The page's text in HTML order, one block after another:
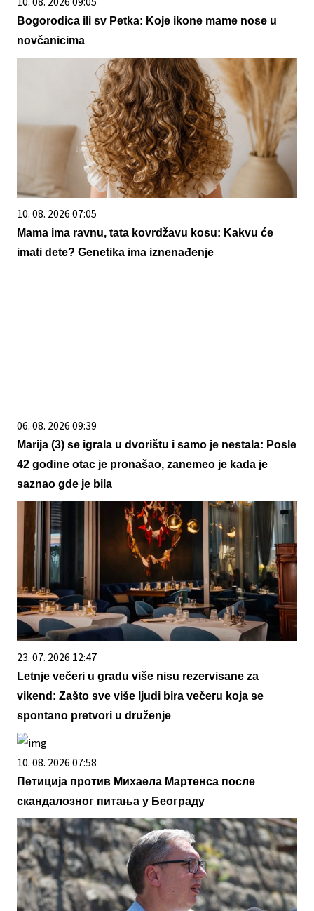
Bogorodica ili sv Petka: Koje ikone mame nose u
novčanicima
10. 08. 2026 07:05
Mama ima ravnu, tata kovrdžavu kosu: Kakvu će
imati dete? Genetika ima iznenađenje
06. 08. 2026 09:39
Marija (3) se igrala u dvorištu i samo je nestala: Posle
42 godine otac je pronašao, zanemeo je kada je
saznao gde je bila
23. 07. 2026 12:47
Letnje večeri u gradu više nisu rezervisane za
vikend: Zašto sve više ljudi bira večeru koja se
spontano pretvori u druženje
10. 08. 2026 07:58
Петиција против Михаела Мартенса после
скандалозног питања у Београду